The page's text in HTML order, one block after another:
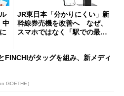
中
JR東日本「分かりにくい」新
幹線券売機を改善へ なぜ、
スマホではなく「駅での最短
FINCHIがタッグを組み、新メディ
GOETHE）